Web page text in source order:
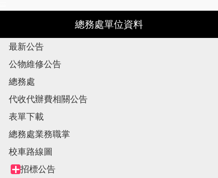
總務處單位資料
最新公告
公物維修公告
總務處
代收代辦費相關公告
表單下載
總務處業務職掌
校車路線圖
Collapse
Tree
招標公告